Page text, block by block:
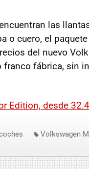
las
o cuero, el
del nuevo
fábrica, sin
Edition, desde
Volkswagen